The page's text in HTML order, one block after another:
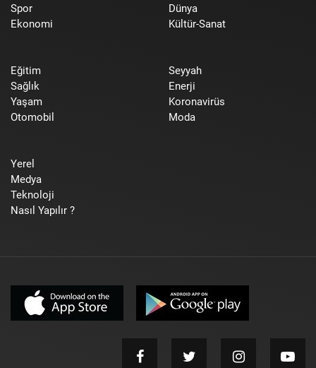
Spor
Ekonomi
Dünya
Kültür-Sanat
Eğitim
Sağlık
Yaşam
Otomobil
Seyyah
Enerji
Koronavirüs
Moda
Yerel
Medya
Teknoloji
Nasıl Yapılır ?